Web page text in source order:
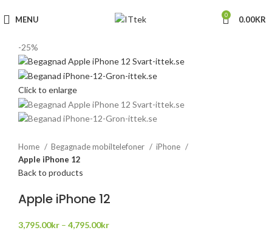
MENU 0 0.00KR
-25%
Click to enlarge
Home Begagnade mobiltelefoner
iPhone
Apple iPhone 12
Back to products
Apple iPhone 12
3,795.00kr – 4,795.00kr